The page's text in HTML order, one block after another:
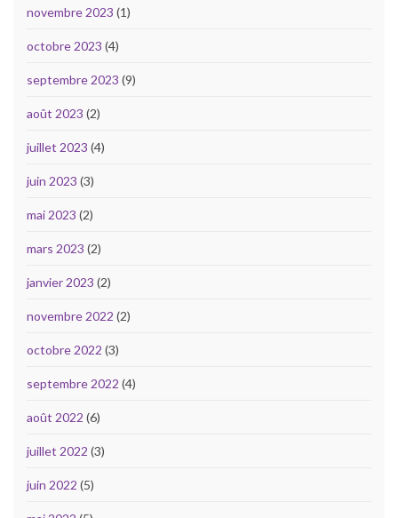
novembre 2023 (1)
octobre 2023 (4)
septembre 2023 (9)
août 2023 (2)
juillet 2023 (4)
juin 2023 (3)
mai 2023 (2)
mars 2023 (2)
janvier 2023 (2)
novembre 2022 (2)
octobre 2022 (3)
septembre 2022 (4)
août 2022 (6)
juillet 2022 (3)
juin 2022 (5)